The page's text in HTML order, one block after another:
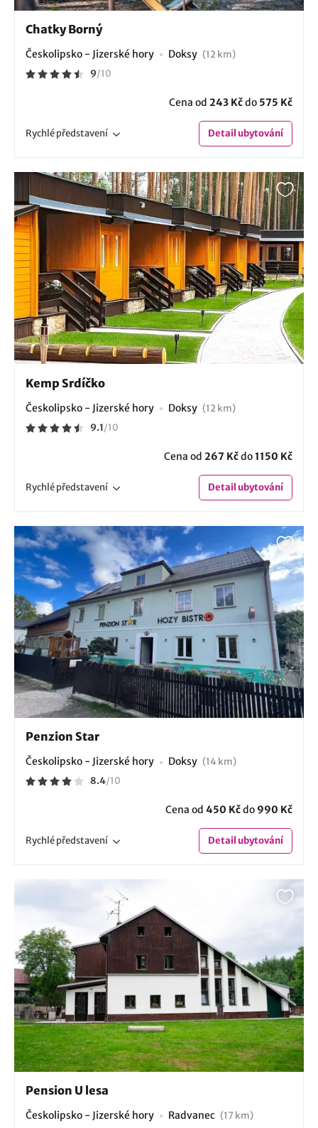
Chatky Borný
Českolipsko - Jizerské hory Doksy (12 km)
9/10
Cena od 243 Kčdo 575 Kč
Rychlépředstavení Detailubytování
Kemp Srdíčko
Českolipsko - Jizerské hory Doksy (12 km)
9.1/10
Cena od 267 Kčdo1150 Kč
Rychlépředstavení Detailubytování
Penzion Star
Českolipsko - Jizerské hory Doksy (14 km)
8.4/10
Cena od 450 Kčdo 990 Kč
Rychlépředstavení Detailubytování
Pension U lesa
Českolipsko - Jizerské hory Radvanec (17 km)